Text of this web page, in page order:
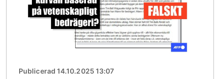
Publicerad 14.10.2025 13:07